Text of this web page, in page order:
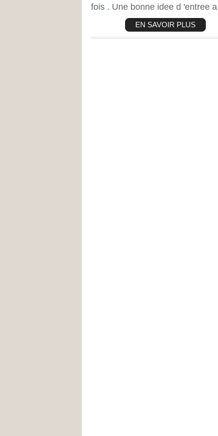
fois . Une bonne idee d 'entree
EN SAVOIR PLUS